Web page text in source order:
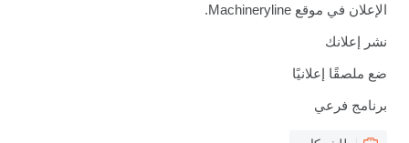
الإعلان في موقع Machineryline.
نشر إعلانك
ضع ملصقًا إعلانيًا
برنامج فرعي